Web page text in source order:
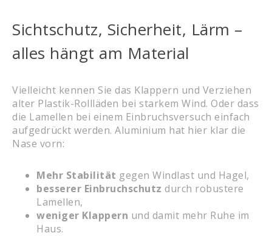
Sichtschutz, Sicherheit, Lärm –
alles hängt am Material
Vielleicht kennen Sie das Klappern und Verziehen
alter Plastik-Rollläden bei starkem Wind. Oder dass
die Lamellen bei einem Einbruchsversuch einfach
aufgedrückt werden. Aluminium hat hier klar die
Nase vorn:
Mehr Stabilität gegen Windlast und Hagel,
besserer Einbruchschutz durch robustere
Lamellen,
weniger Klappern und damit mehr Ruhe im
Haus.